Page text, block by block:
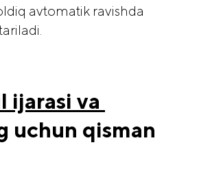
avtomatik ravishda
ijarasi va
uchun qisman